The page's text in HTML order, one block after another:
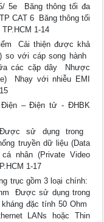
5e  Băng thông tối đa
CAT 6  Băng thông tối
1-14
 Cải thiện được khả
với cáp song hành 
các cặp dây  Nhược
 Nhạy với nhiễu EMI
Điện – Điện tử - ĐHBK
sử dụng trong 
truyền dữ liệu (Data
cá nhân (Private Video
1-17
trục gồm 3 loại chính: 
 Được sử dụng trong
đặc tính 50 Ohm 
LANs hoặc Thin